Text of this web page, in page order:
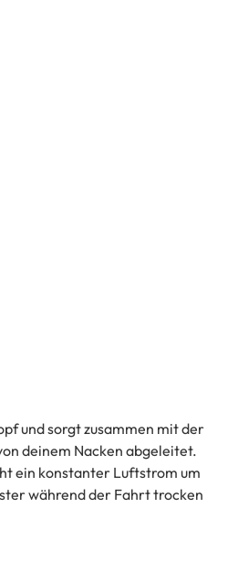
und sorgt zusammen mit der
deinem Nacken abgeleitet.
ein konstanter Luftstrom um
während der Fahrt trocken